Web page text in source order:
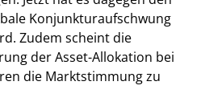
Konjunkturaufschwung
Zudem scheint die
der Asset-Allokation bei
die Marktstimmung zu